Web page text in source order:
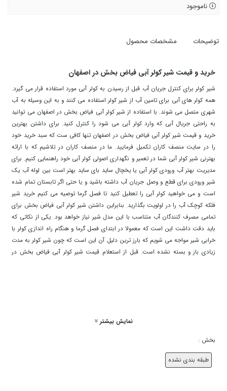
ناموجود
توضیحات مشخصات محصول
خرید و قیمت شیر کولر آبی فیاض بخش در اصفهان
شیر کولر برای کنترل جریان آب قبل از رسیدن به کولر آبی مورد استفاده قرار می گیرد.
همه کولر های آبی برای تامین آب از شیر کولر استفاده می کنند و به این وسیله به آب
شهری متصل می شوند. با استفاده از شیر کولر آبی فیاض بخش در اصفهان می توانید
به راحتی جریال آبی که وارد کولر آبی می شود را کنترل کنید. برای داشتن بهترین
خرید و قیمت شیر کولر آبی فیاض بخش در اصفهان تنها کافی ست که سبد خرید خود
را در سایت منصف کاران تکمیل فرمایید. ما در منصف کاران در تلاشیم که با ارائه
بهترنی شیر کولر آبی شما در تعمیر و نگهداری اصولی کولر آبی خود راهنمایی کنیم. برای
مدیریت بهتر آب ورودی کولر آبی یا یخچال ساید بای ساید بهتر است بین لوله آب یک
شیر ورودی برای قطع و وصل جریان آب داشته باشید و یا حتی اگر تابستان تمام شده
است و می خواهید کولر آبی را تعطیل کنید تا فصل گرما توصیه می کنیم خرید شیر
فلکه کوچک آب را در اولویت بگذارید. بنابراین داشتن شیر کولر آبی فیاض بخش برای
تمامی مصرف کنندگان آب متناسب با این مدل شیر نیاز خواهد بود. یکی از نکاتی که
باید دقت داشت این است که معمولا در ابتدای فصل گرما و هنگام راه اندازی کولر با
خرابی شیر مواجه می شویم که بارز ترین دلیل آن این است که چون شیر کولر به مدت
زیادی باز و بسته نشده است. قبل از استعلام قیمت شیر کولر آبی فیاض بخش در
بخش در اصفهان موجود در سایت منصف کاران در بسیاری از مراکز مهم و حساس از
وکارخانجات بزرگ و کوچک صنعتی مورد استفاده قرار گرفته است. شیر کولر آبی فیاض
بخش در اصفهان از شیرهایی هست که به صورت مکانیسم توپی برای قطع و وصل
جریان استفاده می کند. از این شیر برای قطع و وصل سریع جریان آب استفاده می
نمایش بیشتر
بخش :
طبقه بندی نشده